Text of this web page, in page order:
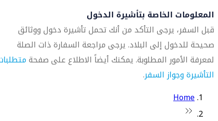
المعلومات الخاصة بتأشيرة الدخول
قبل السفر، يرجى التأكد من أنك تحمل تأشيرة دخول ووثائق
صحيحة للدخول إلى البلاد. يرجى مراجعة السفارة ذات الصلة
لمعرفة الأمور المطلوبة. يمكنك أيضاً الاطلاع على صفحة
التأشيرة وجواز السفر.
Home